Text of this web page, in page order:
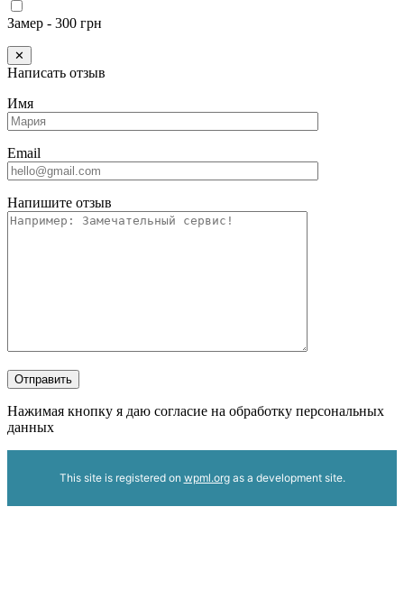
Замер - 300 грн
✕
Написать отзыв
Имя
Email
Напишите отзыв
Отправить
Нажимая кнопку я даю согласие на обработку персональных
данных
This site is registered on wpml.orgas a development site.